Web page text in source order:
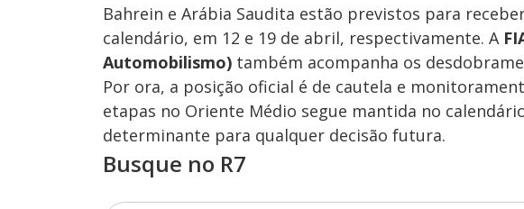
Bahrein e Arábia Saudita estão previstos para
calendário, em 12 e 19 de abril, respectivamente. A
Automobilismo) também acompanha os
Por ora, a posição oficial é de cautela e
etapas no Oriente Médio segue mantida no
determinante para qualquer decisão futura.
Busque no R7